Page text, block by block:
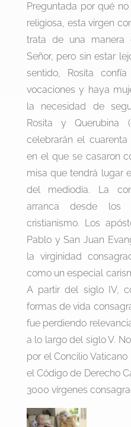
Preguntada por qué
religiosa, esta virgen
trata de una manera
Señor, pero sin estar
sentido, Rosita
vocaciones y haya
la necesidad de
Rosita y Querubina
celebrarán el
en el que se casaron
misa que tendrá lugar
del mediodía. La
arranca desde los
cristianismo. Los
Pablo y San Juan
la virginidad
como un especial
A partir del siglo IV,
formas de vida
fue perdiendo
a lo largo del siglo V.
por el Concilio
el Código de Derecho
3000 vírgenes